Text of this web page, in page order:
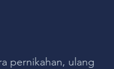
pernikahan, ulang